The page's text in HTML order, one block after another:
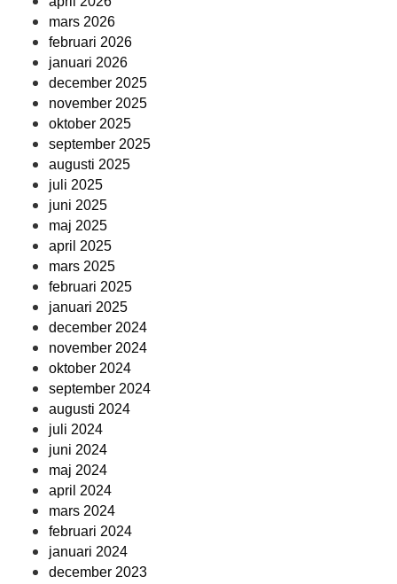
mars 2026
februari 2026
januari 2026
december 2025
november 2025
oktober 2025
september 2025
augusti 2025
juli 2025
juni 2025
maj 2025
april 2025
mars 2025
februari 2025
januari 2025
december 2024
november 2024
oktober 2024
september 2024
augusti 2024
juli 2024
juni 2024
maj 2024
april 2024
mars 2024
februari 2024
januari 2024
december 2023